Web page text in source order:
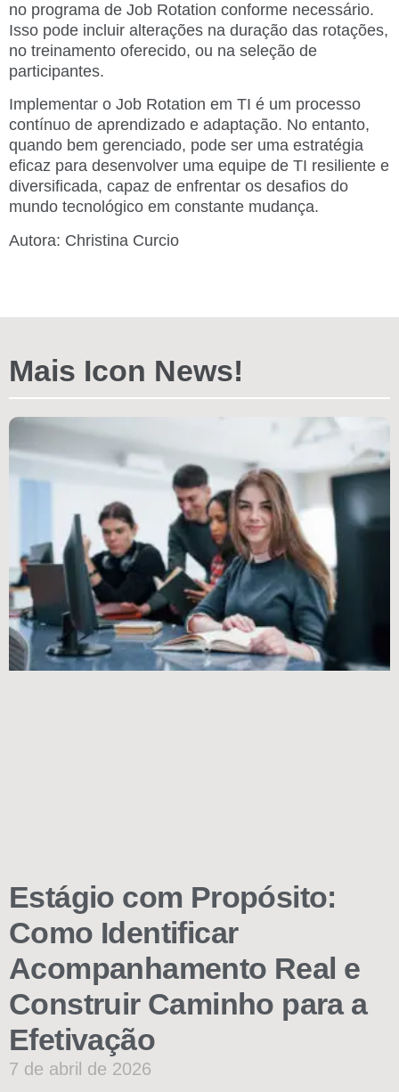
no programa de Job Rotation conforme necessário.
Isso pode incluir alterações na duração das rotações,
no treinamento oferecido, ou na seleção de
participantes.
Implementar o Job Rotation em TI é um processo
contínuo de aprendizado e adaptação. No entanto,
quando bem gerenciado, pode ser uma estratégia
eficaz para desenvolver uma equipe de TI resiliente e
diversificada, capaz de enfrentar os desafios do
mundo tecnológico em constante mudança.
Autora: Christina Curcio
Mais Icon News!
Estágio com Propósito:
Como Identificar
Acompanhamento Real e
Construir Caminho para a
Efetivação
7 de abril de 2026